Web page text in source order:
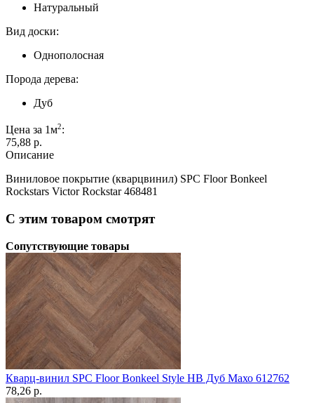
Натуральный
Вид доски:
Однополосная
Порода дерева:
Дуб
Цена за 1м2:
75,88 p.
Описание
Виниловое покрытие (кварцвинил) SPC Floor Bonkeel
Rockstars Victor Rockstar 468481
С этим товаром смотрят
Сопутствующие товары
Кварц-винил SPC Floor Bonkeel Style HB Дуб Махо 612762
78,26 p.